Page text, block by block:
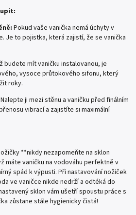
Pokud vaše vanička nemá úchyty v
Je to pojistka, která zajistí, že se vanička
budete mít vaničku instalovanou, je
vysoce průtokového sifonu, který
roky.
Nalepte ji mezi stěnu a vaničku před finálním
vibrací a zajistíte si maximální
**nikdy nezapomeňte na sklon
máte vaničku na vodováhu perfektně v
spád k výpusti. Při nastavování nožiček
ve vaničce nikde nedrží a odtéká do
sklon vám ušetří spoustu práce s
zůstane stále hygienicky čistá!